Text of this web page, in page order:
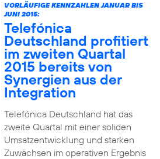
VORLÄUFIGE KENNZAHLEN JANUAR BIS
JUNI 2015:
Telefónica
Deutschland profitiert
im zweiten Quartal
2015 bereits von
Synergien aus der
Integration
Telefónica Deutschland hat das
zweite Quartal mit einer soliden
Umsatzentwicklung und starken
Zuwächsen im operativen Ergebnis